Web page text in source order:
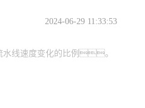
2024-06-29 11:33:53
水线速度变化的比例。